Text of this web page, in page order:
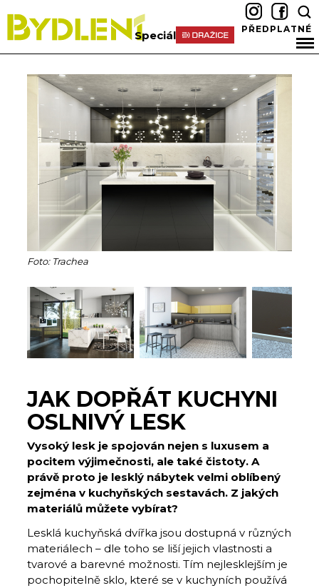
Speciál PŘEDPLATNÉ
Foto: Trachea
JAK DOPŘÁT KUCHYNI
OSLNIVÝ LESK
Vysoký lesk je spojován nejen s luxusem a
pocitem výjimečnosti, ale také čistoty. A
právě proto je lesklý nábytek velmi oblíbený
zejména v kuchyňských sestavách. Z jakých
materiálů můžete vybírat?
Lesklá kuchyňská dvířka jsou dostupná v různých
materiálech – dle toho se liší jejich vlastnosti a
tvarové a barevné možnosti. Tím nejlesklejším je
pochopitelně sklo, které se v kuchyních používá